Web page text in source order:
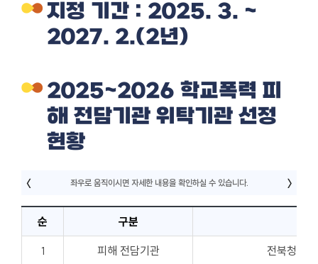
지정 기간 : 2025. 3. ~
2027. 2.(2년)
2025~2026 학교폭력 피
해 전담기관 위탁기관 선정
현황
순 구분
1 피해 전담기관 전북청소